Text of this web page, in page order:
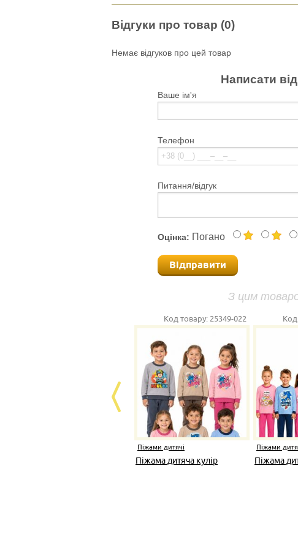
Відгуки про товар (0)
Немає відгуков про цей товар
Написати
Ваше ім'я
Телефон
Питання/відгук
Оцінка: Погано
Відправити
З цим
Код товару: 25349-022
Піжами дитячі
Піжама дитяча кулір
Піжами
Піжама